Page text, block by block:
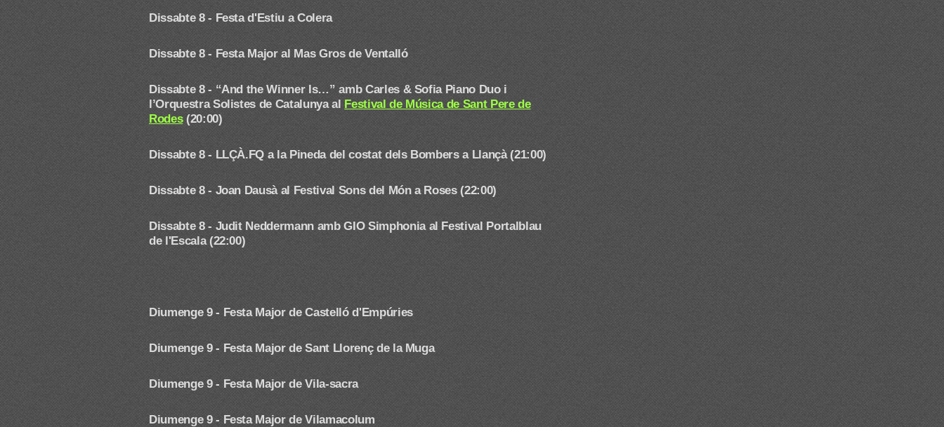
Dissabte 8 - Festa d'Estiu a Colera
Dissabte 8 - Festa Major al Mas Gros de Ventalló
Dissabte 8 -“And the Winner Is…” amb Carles & Sofia Piano Duo i
l’Orquestra Solistes de Catalunya al Festival de Música de Sant Pere de
Rodes(20:00)
Dissabte 8 - LLÇÀ.FQ a la Pineda del costat dels Bombers a Llançà (21:00)
Dissabte 8 - Joan Dausà al Festival Sons del Món a Roses (22:00)
Dissabte 8 - Judit Neddermann amb GIO Simphonia al Festival Portalblau
de l'Escala (22:00)
Diumenge 9 - Festa Major de Castelló d'Empúries
Diumenge 9 - Festa Major de Sant Llorenç de la Muga
Diumenge 9 - Festa Major de Vila-sacra
Diumenge 9 - Festa Major de Vilamacolum